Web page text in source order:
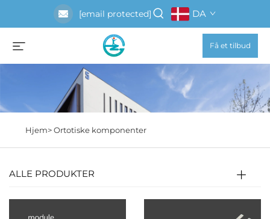
[email protected] DA
Få et tilbud
Hjem>Ortotiske komponenter
ALLE PRODUKTER